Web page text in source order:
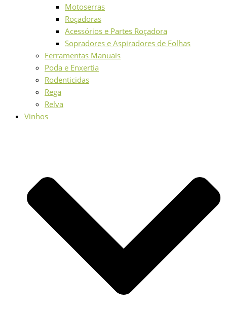
Motoserras
Roçadoras
Acessórios e Partes Roçadora
Sopradores e Aspiradores de Folhas
Ferramentas Manuais
Poda e Enxertia
Rodenticidas
Rega
Relva
Vinhos